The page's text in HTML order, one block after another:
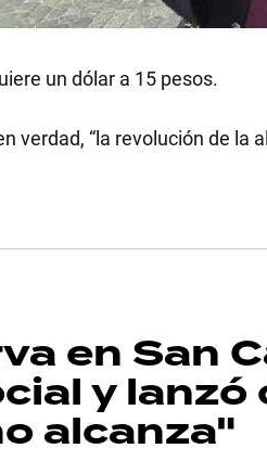
un dólar a 15 pesos.
verdad, “la revolución de la
en San
y
alcanza"